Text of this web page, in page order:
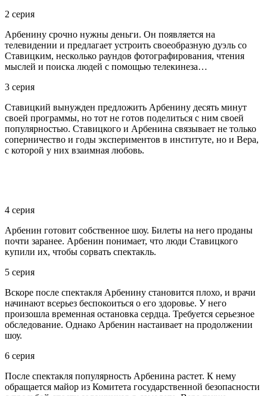
2 серия
Арбенину срочно нужны деньги. Он появляется на
телевидении и предлагает устроить своеобразную дуэль со
Ставицким, несколько раундов фотографирования, чтения
мыслей и поиска людей с помощью телекинеза…
3 серия
Ставицкий вынужден предложить Арбенину десять минут
своей программы, но тот не готов поделиться с ним своей
популярностью. Ставицкого и Арбенина связывает не только
соперничество и годы экспериментов в институте, но и Вера,
с которой у них взаимная любовь.
4 серия
Арбенин готовит собственное шоу. Билеты на него проданы
почти заранее. Арбенин понимает, что люди Ставицкого
купили их, чтобы сорвать спектакль.
5 серия
Вскоре после спектакля Арбенину становится плохо, и врачи
начинают всерьез беспокоиться о его здоровье. У него
произошла временная остановка сердца. Требуется серьезное
обследование. Однако Арбенин настаивает на продолжении
шоу.
6 серия
После спектакля популярность Арбенина растет. К нему
обращается майор из Комитета государственной безопасности